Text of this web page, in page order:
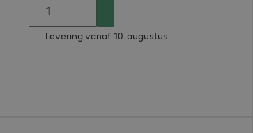
Levering vanaf 10. augustus